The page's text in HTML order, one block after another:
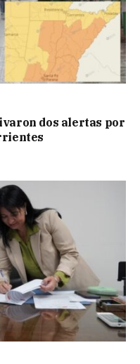
dos alertas por